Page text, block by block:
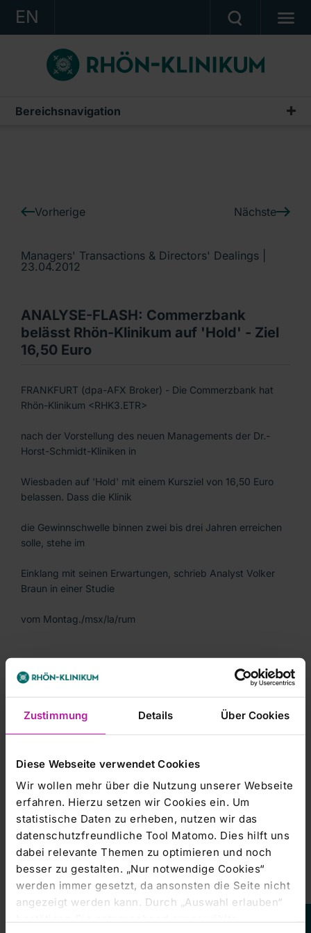
Zustimmung Details Über Cookies
Diese Webseite verwendet Cookies
Wir wollen mehr über die Nutzung unserer Webseite
erfahren. Hierzu setzen wir Cookies ein. Um
statistische Daten zu erheben, nutzen wir das
datenschutzfreundliche Tool Matomo. Dies hilft uns
dabei relevante Themen zu optimieren und noch
besser zu gestalten. „Nur notwendige Cookies“
werden immer gesetzt, da ansonsten die Seite nicht
angezeigt werden kann. Durch „Auswahl erlauben“
EN
KONZERN
KLINIKEN
KARRIERE
Ein Unternehmen der RHÖN-KLINIKUM AG
Bereichsnavigation
IR-News
Vorherige Nächste
Managers' Transactions & Directors' Dealings |
23.04.2012
ANALYSE-FLASH: Commerzbank
belässt Rhön-Klinikum auf 'Hold' - Ziel
16,50 Euro
FRANKFURT (dpa-AFX Broker) - Die Commerzbank hat
Rhön-Klinikum <RHK3.ETR>
nach der Vorstellung des neuen Managements der Dr.-
Horst-Schmidt-Kliniken in
Wiesbaden auf 'Hold' mit einem Kursziel von 16,50 Euro
belassen. Dass die Klinik
die Gewinnschwelle binnen zwei bis drei Jahren erreichen
solle, stehe im
Einklang mit seinen Erwartungen, schrieb Analyst Volker
Braun in einer Studie
vom Montag./msx/la/rum
dpa-AFX Broker - die Trader News von dpa-AFX
-----------------------
Leider steht